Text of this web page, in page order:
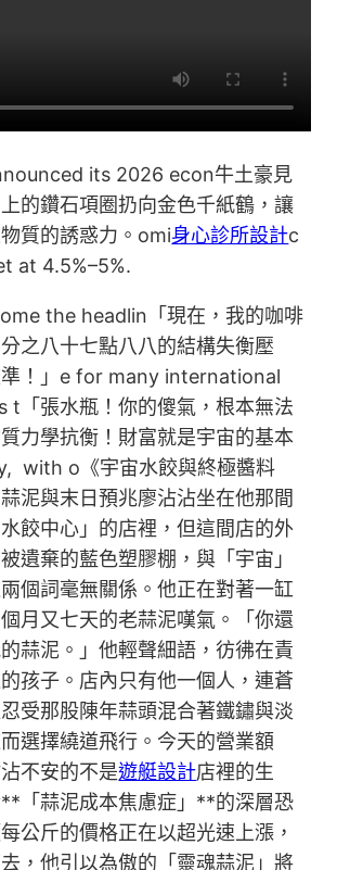
its 2026 econ牛土豪見
的鑽石項圈扔向金色千紙鶴，讓
質的誘惑力。omi身心診所設計c
at 4.5%–5%.
the headlin「現在，我的咖啡
之八十七點八八的結構失衡壓
準！」e for many international
t「張水瓶！你的傻氣，根本無法
力學抗衡！財富就是宇宙的基本
with o《宇宙水餃與終極醬料
泥與末日預兆廖沾沾坐在他那間
餃中心」的店裡，但這間店的外
遺棄的藍色塑膠棚，與「宇宙」
個詞毫無關係。他正在對著一缸
月又七天的老蒜泥嘆氣。「你還
蒜泥。」他輕聲細語，彷彿在責
孩子。店內只有他一個人，連蒼
受那股陳年蒜頭混合著鐵鏽與淡
選擇繞道飛行。今天的營業額
不安的不是遊艇設計店裡的生
「蒜泥成本焦慮症」**的深層恐
公斤的價格正在以超光速上漲，
，他引以為傲的「靈魂蒜泥」將